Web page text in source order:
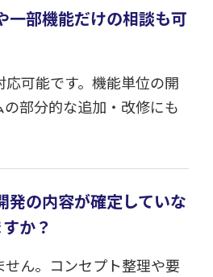
一部機能だけの相談も可
可能です。機能単位の開
部分的な追加・改修にも
発の内容が確定していな
か？
せん。コンセプト整理や要